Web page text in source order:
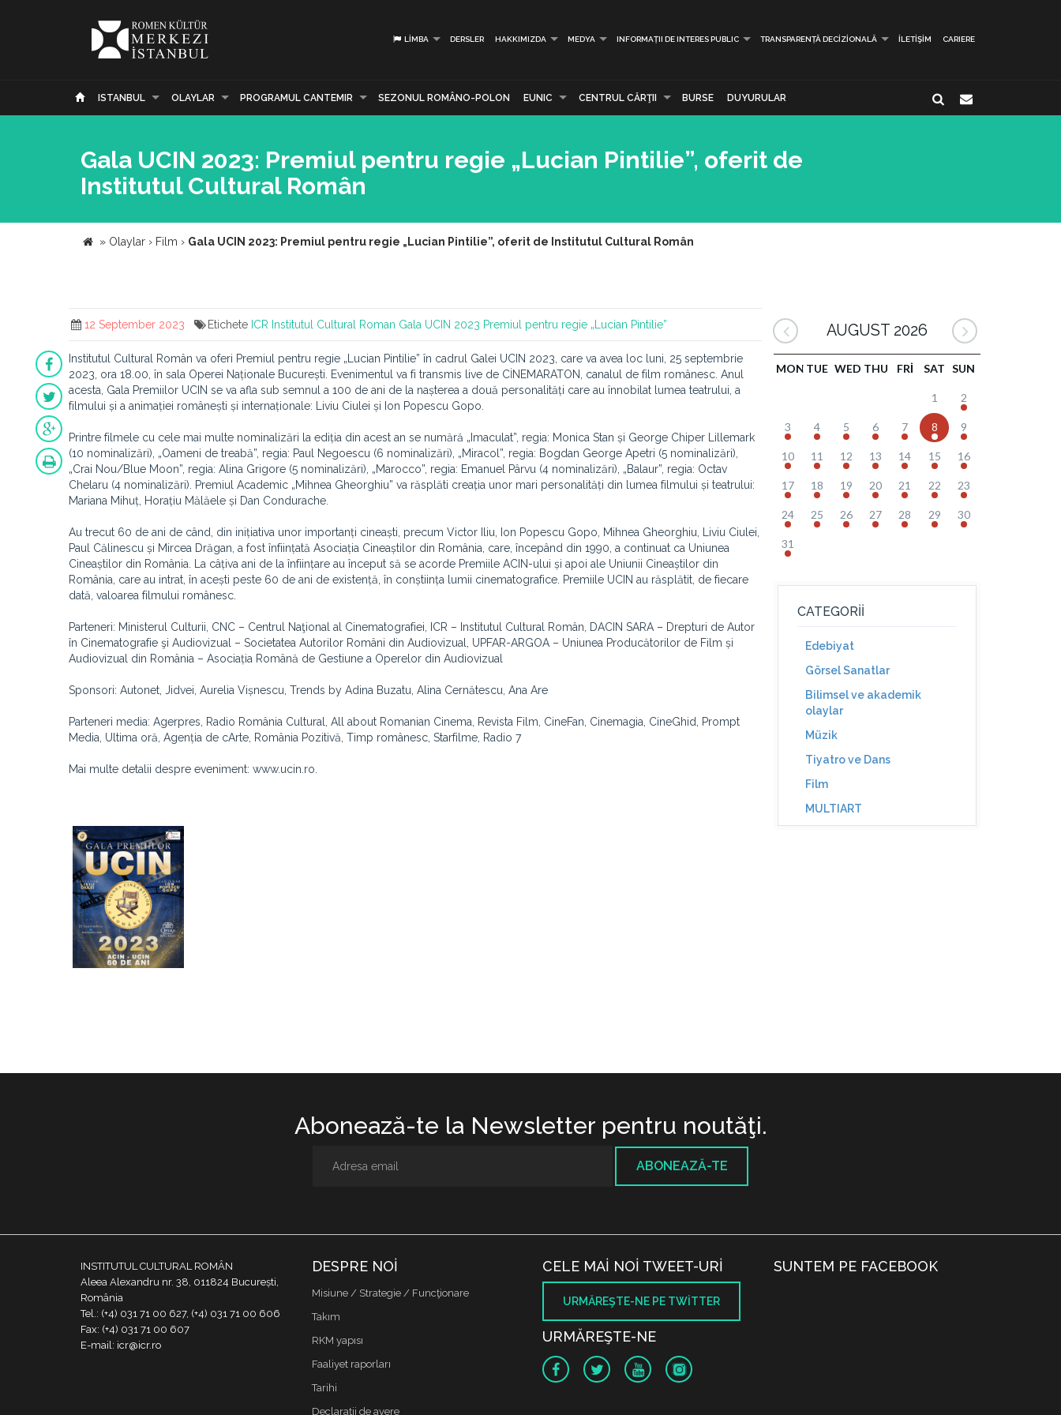
LIMBA DERSLER HAKKIMIZDA MEDYA INFORMAȚII DE INTERES PUBLIC TRANSPARENȚĂ DECIZIONALĂ İLETIŞIM CARIERE
ISTANBUL OLAYLAR PROGRAMUL CANTEMIR SEZONUL ROMÂNO-POLON EUNIC CENTRUL CĂRŢII BURSE DUYURULAR
Gala UCIN 2023: Premiul pentru regie „Lucian Pintilie”, oferit de
Institutul Cultural Român
» Olaylar › Film › Gala UCIN 2023: Premiul pentru regie „Lucian Pintilie”, oferit de Institutul Cultural Român
12 September 2023 Etichete ICR Institutul Cultural Roman Gala UCIN 2023 Premiul pentru regie „Lucian Pintilie”
Institutul Cultural Român va oferi Premiul pentru regie „Lucian Pintilie” în cadrul Galei UCIN 2023, care va avea loc luni, 25 septembrie
2023, ora 18.00, în sala Operei Naționale București. Evenimentul va fi transmis live de CİNEMARATON, canalul de film românesc. Anul
acesta, Gala Premiilor UCIN se va afla sub semnul a 100 de ani de la nașterea a două personalități care au înnobilat lumea teatrului, a
filmului și a animației românești și internaționale: Liviu Ciulei și Ion Popescu Gopo.
Printre filmele cu cele mai multe nominalizări la ediția din acest an se numără „Imaculat”, regia: Monica Stan și George Chiper Lillemark
(10 nominalizări), „Oameni de treabă”, regia: Paul Negoescu (6 nominalizări), „Miracol”, regia: Bogdan George Apetri (5 nominalizări),
„Crai Nou/Blue Moon”, regia: Alina Grigore (5 nominalizări), „Marocco”, regia: Emanuel Pârvu (4 nominalizări), „Balaur”, regia: Octav
Chelaru (4 nominalizări). Premiul Academic „Mihnea Gheorghiu” va răsplăti creația unor mari personalități din lumea filmului și teatrului:
Mariana Mihuț, Horațiu Mălăele și Dan Condurache.
Au trecut 60 de ani de când, din inițiativa unor importanți cineaști, precum Victor Iliu, Ion Popescu Gopo, Mihnea Gheorghiu, Liviu Ciulei,
Paul Călinescu și Mircea Drăgan, a fost înființată Asociația Cineaștilor din România, care, începând din 1990, a continuat ca Uniunea
Cineaștilor din România. La câțiva ani de la înființare au început să se acorde Premiile ACIN-ului și apoi ale Uniunii Cineaștilor din
România, care au intrat, în acești peste 60 de ani de existență, în conștiința lumii cinematografice. Premiile UCIN au răsplătit, de fiecare
dată, valoarea filmului românesc.
Parteneri: Ministerul Culturii, CNC – Centrul Naţional al Cinematografiei, ICR – Institutul Cultural Român, DACIN SARA – Drepturi de Autor
în Cinematografie şi Audiovizual – Societatea Autorilor Români din Audiovizual, UPFAR-ARGOA – Uniunea Producătorilor de Film și
Audiovizual din România – Asociația Română de Gestiune a Operelor din Audiovizual
Sponsori: Autonet, Jidvei, Aurelia Vișnescu, Trends by Adina Buzatu, Alina Cernătescu, Ana Are
Parteneri media: Agerpres, Radio România Cultural, All about Romanian Cinema, Revista Film, CineFan, Cinemagia, CineGhid, Prompt
Media, Ultima oră, Agenția de cArte, România Pozitivă, Timp românesc, Starfilme, Radio 7
Mai multe detalii despre eveniment: www.ucin.ro.
AUGUST 2026
MON TUE WED THU FRI SAT SUN
1 2
3 4 5 6 7 8 9
10 11 12 13 14 15 16
17 18 19 20 21 22 23
24 25 26 27 28 29 30
31
CATEGORII
Edebiyat
Görsel Sanatlar
Bilimsel ve akademik
olaylar
Müzik
Tiyatro ve Dans
Film
MULTIART
Abonează-te la Newsletter pentru noutăţi.
ABONEAZĂ-TE
INSTITUTUL CULTURAL ROMÂN
Aleea Alexandru nr. 38, 011824 București,
România
Tel.: (+4) 031 71 00 627, (+4) 031 71 00 606
Fax: (+4) 031 71 00 607
E-mail: icr@icr.ro
DESPRE NOI
Misiune / Strategie / Funcţionare
Takım
RKM yapısı
Faaliyet raporları
Tarihi
Declaraţii de avere
CELE MAI NOI TWEET-URI
URMĂREŞTE-NE PE TWITTER
URMĂREŞTE-NE
SUNTEM PE FACEBOOK